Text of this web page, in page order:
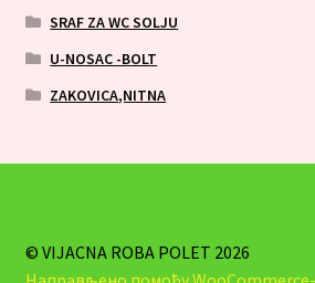
SRAF ZA WC SOLJU
U-NOSAC -BOLT
ZAKOVICA,NITNA
© VIJACNA ROBA POLET 2026